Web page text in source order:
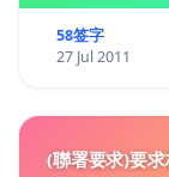
58签字
27 Jul 2011
(聯署要求)要